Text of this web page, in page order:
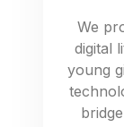
We
digital
young